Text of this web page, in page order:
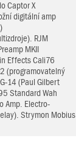
Captor X
digitální amp
RJM
MKII
Effects Cali76
(programovatelný
14 (Paul Gilbert
Standard Wah
Amp. Electro-
Strymon Mobius